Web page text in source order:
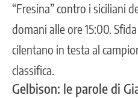
“Fresina” contro i siciliani
domani alle ore 15:00.
cilentano in testa al
classifica.
Gelbison: le parole di